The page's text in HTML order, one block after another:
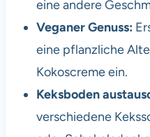
eine andere
Veganer Genuss:
eine pflanzliche
Kokoscreme ein.
Keksboden
verschiedene